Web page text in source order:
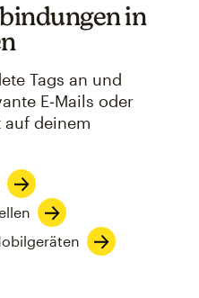
in
Tags an und
E‑Mails oder
auf deinem